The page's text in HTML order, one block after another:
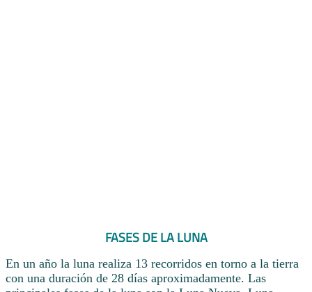
FASES DE LA LUNA
En un año la luna realiza 13 recorridos en torno a la tierra
con una duración de 28 días aproximadamente. Las